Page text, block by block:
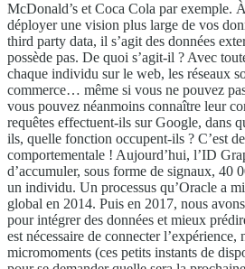
McDonald’s et Coca Cola par exemple.
déployer une vision plus large de vos
third party data, il s’agit des données
possède pas. De quoi s’agit-il ? Avec
chaque individu sur le web, les réseaux
commerce… même si vous ne pouvez
vous pouvez néanmoins connaître leur
requêtes effectuent-ils sur Google, dans
ils, quelle fonction occupent-ils ? C’est
comportementale ! Aujourd’hui, l’ID
d’accumuler, sous forme de signaux, 40
un individu. Un processus qu’Oracle a
global en 2014. Puis en 2017, nous
pour intégrer des données et mieux
est nécessaire de connecter l’expérience,
micromoments (ces petits instants de